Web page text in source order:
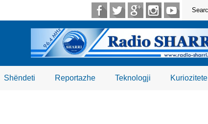
Shëndeti Reportazhe Teknologji Kuriozitete